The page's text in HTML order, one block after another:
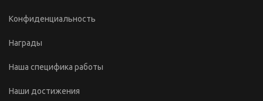
Конфиденциальность
Награды
Наша специфика работы
Наши достижения